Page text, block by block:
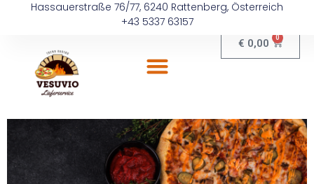
Hassauerstraße 76/77, 6240 Rattenberg, Österreich
+43 5337 63157
€ 0,00 0